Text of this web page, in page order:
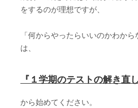
をするのが理想ですが、
「何からやったらいいのかわか
は、
『１学期のテストの解き直
から始めてください。